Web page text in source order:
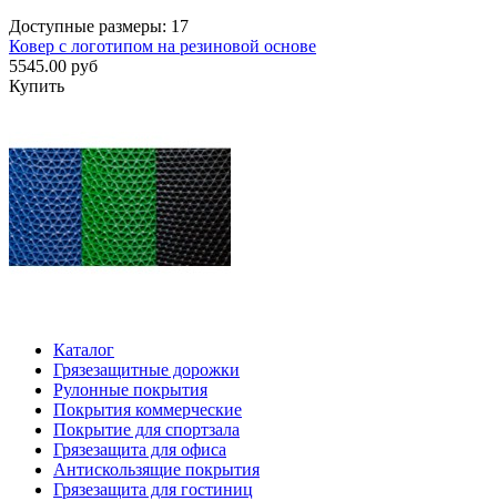
Доступные размеры: 17
Ковер с логотипом на резиновой основе
5545.00 руб
Купить
Каталог
Грязезащитные дорожки
Рулонные покрытия
Покрытия коммерческие
Покрытие для спортзала
Грязезащита для офиса
Антискользящие покрытия
Грязезащита для гостиниц